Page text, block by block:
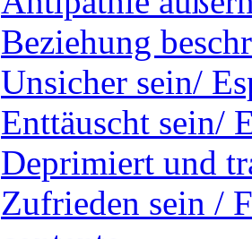
Beziehung
Unsicher sein/
Enttäuscht sein/
Deprimiert und
Zufrieden sein /